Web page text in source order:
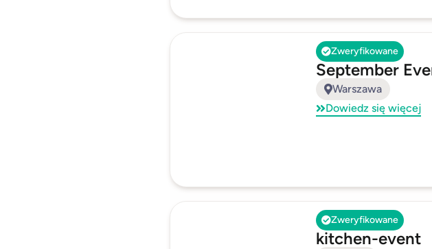
Zweryfikowane
September
Warszawa
Dowiedz się więcej
Zweryfikowane
kitchen-event